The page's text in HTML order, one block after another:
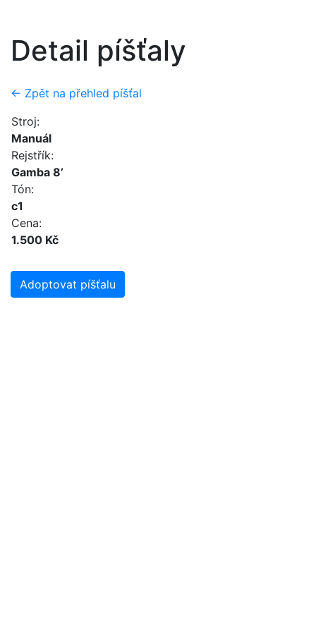
Detail píšťaly
← Zpět na přehled píšťal
Stroj:
Manuál
Rejstřík:
Gamba 8’
Tón:
c1
Cena:
1.500 Kč
Adoptovat píšťalu